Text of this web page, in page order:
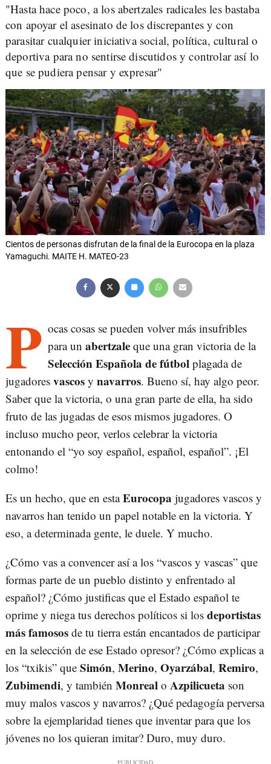
"Hasta hace poco, a los abertzales radicales les bastaba
con apoyar el asesinato de los discrepantes y con
parasitar cualquier iniciativa social, política, cultural o
deportiva para no sentirse discutidos y controlar así lo
que se pudiera pensar y expresar"
Cientos de personas disfrutan de la final de la Eurocopa en la plaza
Yamaguchi. MAITE H. MATEO-23
P ocas cosas se pueden volver más insufribles
para un abertzale que una gran victoria de la
Selección Española de fútbol plagada de
jugadores vascos y navarros. Bueno sí, hay algo peor.
Saber que la victoria, o una gran parte de ella, ha sido
fruto de las jugadas de esos mismos jugadores. O
incluso mucho peor, verlos celebrar la victoria
entonando el “yo soy español, español, español”. ¡El
colmo!
Es un hecho, que en estaEurocopa jugadores vascos y
navarros han tenido un papel notable en la victoria. Y
eso, a determinada gente, le duele. Y mucho.
¿Cómo vas a convencer así a los “vascos y vascas” que
formas parte de un pueblo distinto y enfrentado al
español? ¿Cómo justificas que el Estado español te
oprime y niega tus derechos políticos si los deportistas
más famosos de tu tierra están encantados de participar
en la selección de ese Estado opresor? ¿Cómo explicas a
los “txikis” que Simón, Merino, Oyarzábal, Remiro,
Zubimendi, y también Monreal o Azpilicueta son
muy malos vascos y navarros? ¿Qué pedagogía perversa
sobre la ejemplaridad tienes que inventar para que los
jóvenes no los quieran imitar? Duro, muy duro.